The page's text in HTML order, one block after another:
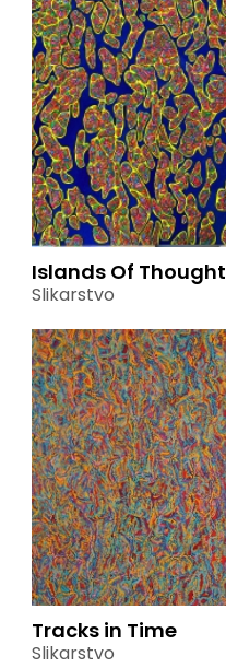
Islands Of Thought
Slikarstvo
Tracks in Time
Slikarstvo